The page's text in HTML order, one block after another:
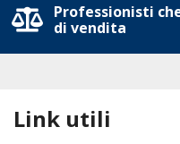
Professionisti
di vendita
Link utili